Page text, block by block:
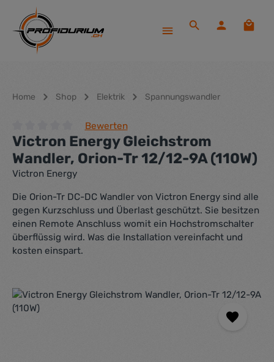
Zum Hauptinhalt springen
Home Shop Elektrik Spannungswandler
Durchschnittliche Bewertung von 0 von 5 Sternen
Bewerten
Victron Energy Gleichstrom
Wandler, Orion-Tr 12/12-9A (110W)
Victron Energy
Die Orion-Tr DC-DC Wandler von Victron Energy sind alle
gegen Kurzschluss und Überlast geschützt. Sie besitzen
einen Remote Anschluss womit ein Hochstromschalter
überflüssig wird. Was die Installation vereinfacht und
kosten einspart.
Bildergalerie überspringen